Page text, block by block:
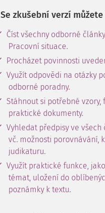
Se zkušební verzí
Číst všechny odborné
Pracovní situace.
Procházet povinnosti
Využít odpovědi na otázky
odborné poradny.
Stáhnout si potřebné
praktické dokumenty.
Vyhledat předpisy ve všech
vč. možnosti porovnávání,
judikaturu.
Využít praktické funkce,
témat, uložení do
poznámky k textu.